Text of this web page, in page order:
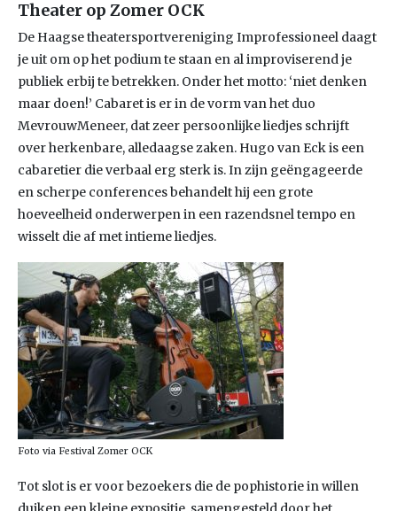
Theater op Zomer OCK
De Haagse theatersportvereniging Improfessioneel daagt
je uit om op het podium te staan en al improviserend je
publiek erbij te betrekken. Onder het motto: ‘niet denken
maar doen!’ Cabaret is er in de vorm van het duo
MevrouwMeneer, dat zeer persoonlijke liedjes schrijft
over herkenbare, alledaagse zaken. Hugo van Eck is een
cabaretier die verbaal erg sterk is. In zijn geëngageerde
en scherpe conferences behandelt hij een grote
hoeveelheid onderwerpen in een razendsnel tempo en
wisselt die af met intieme liedjes.
Foto via Festival Zomer OCK
Tot slot is er voor bezoekers die de pophistorie in willen